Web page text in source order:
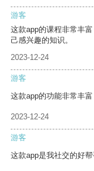
游客
这款app的课程非常丰
己感兴趣的知识。
2023-12-24
游客
这款app的功能非常丰
2023-12-24
游客
这款app是我社交的好